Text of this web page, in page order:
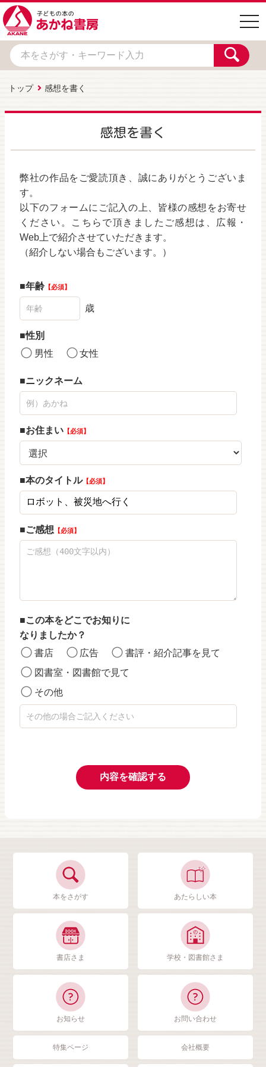
トップ 感想を書く
感想を書く
弊社の作品をご愛読頂き、誠にありがとうございま
す。
以下のフォームにご記入の上、皆様の感想をお寄せ
ください。こちらで頂きましたご感想は、広報・
Web上で紹介させていただきます。
（紹介しない場合もございます。）
年齢 必須
歳
性別
男性
女性
ニックネーム
お住まい 必須
本のタイトル 必須
ご感想 必須
この本をどこでお知りに
なりましたか？
書店
広告
書評・紹介記事を見て
図書室・図書館で見て
その他
内容を確認する
本をさがす あたらしい本
書店さま 学校・図書館さま
お知らせ お問い合わせ
特集ページ 会社概要